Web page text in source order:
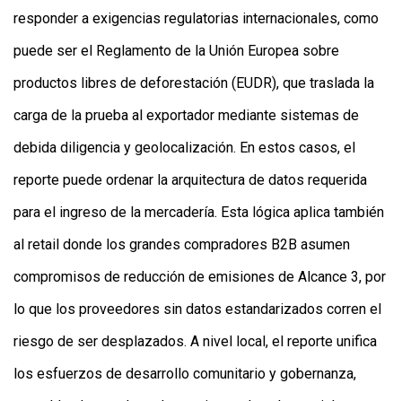
responder a exigencias regulatorias internacionales, como
puede ser el Reglamento de la Unión Europea sobre
productos libres de deforestación (EUDR), que traslada la
carga de la prueba al exportador mediante sistemas de
debida diligencia y geolocalización. En estos casos, el
reporte puede ordenar la arquitectura de datos requerida
para el ingreso de la mercadería. Esta lógica aplica también
al retail donde los grandes compradores B2B asumen
compromisos de reducción de emisiones de Alcance 3, por
lo que los proveedores sin datos estandarizados corren el
riesgo de ser desplazados. A nivel local, el reporte unifica
los esfuerzos de desarrollo comunitario y gobernanza,